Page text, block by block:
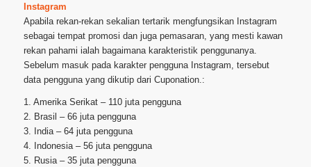
Instagram
Apabila rekan-rekan sekalian tertarik mengfungsikan Instagram
sebagai tempat promosi dan juga pemasaran, yang mesti kawan
rekan pahami ialah bagaimana karakteristik penggunanya.
Sebelum masuk pada karakter pengguna Instagram, tersebut
data pengguna yang dikutip dari Cuponation.:
1. Amerika Serikat – 110 juta pengguna
2. Brasil – 66 juta pengguna
3. India – 64 juta pengguna
4. Indonesia – 56 juta pengguna
5. Rusia – 35 juta pengguna